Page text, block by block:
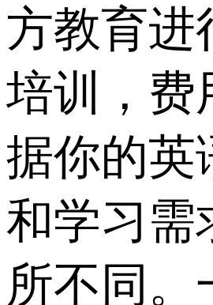
方教育进
培训，费
据你的英
和学习需
所不同。